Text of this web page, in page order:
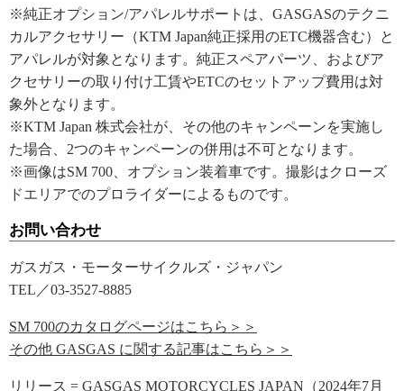
※純正オプション/アパレルサポートは、GASGASのテクニ
カルアクセサリー（KTM Japan純正採用のETC機器含む）と
アパレルが対象となります。純正スペアパーツ、およびア
クセサリーの取り付け工賃やETCのセットアップ費用は対
象外となります。
※KTM Japan 株式会社が、その他のキャンペーンを実施し
た場合、2つのキャンペーンの併用は不可となります。
※画像はSM 700、オプション装着車です。撮影はクローズ
ドエリアでのプロライダーによるものです。
お問い合わせ
ガスガス・モーターサイクルズ・ジャパン
TEL／03-3527-8885
SM 700のカタログページはこちら＞＞
その他 GASGAS に関する記事はこちら＞＞
リリース = GASGAS MOTORCYCLES JAPAN（2024年7月